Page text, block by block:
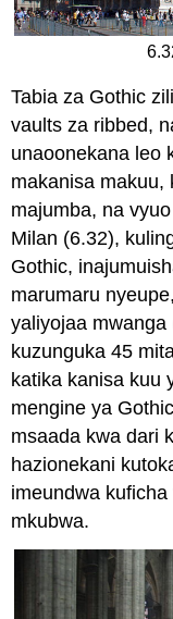
Tabia za Gothic
vaults za ribbed,
unaoonekana leo
makanisa makuu,
majumba, na
Milan (6.32),
Gothic,
marumaru
yaliyojaa
kuzunguka 45
katika kanisa kuu
mengine ya
msaada kwa dari
hazionekani
imeundwa
mkubwa.